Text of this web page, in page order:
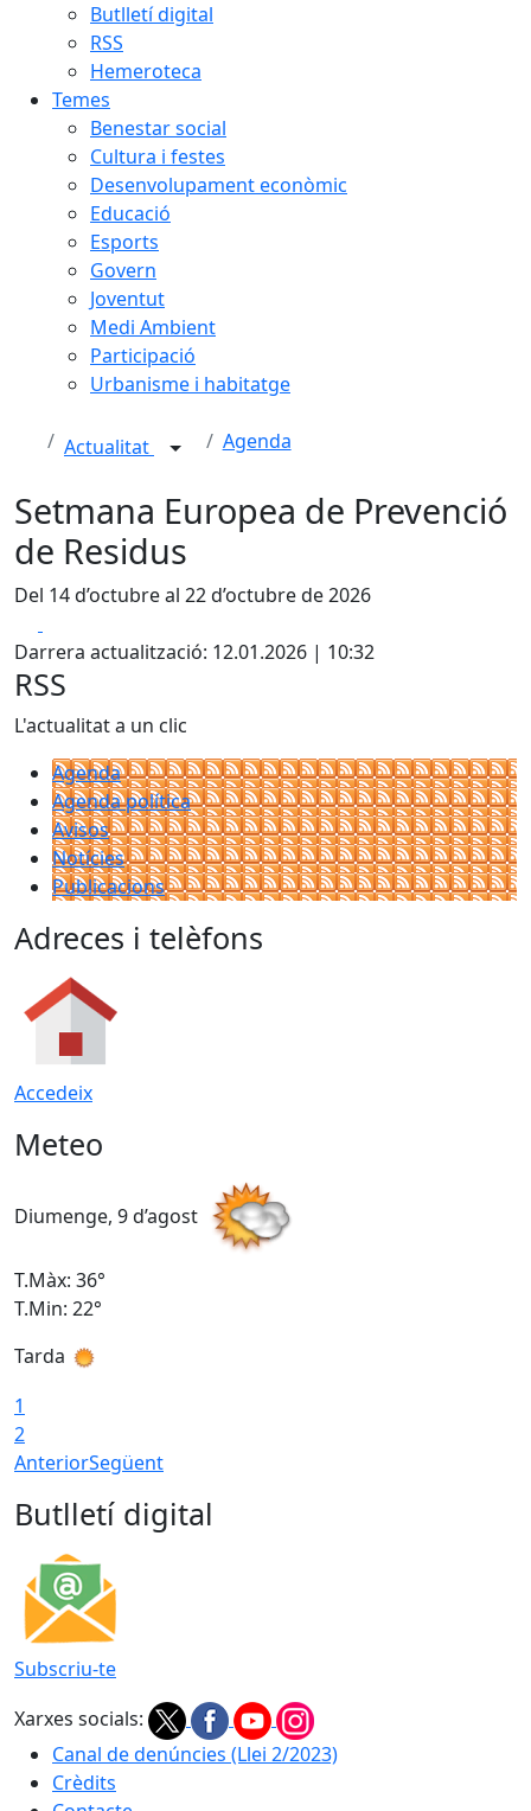
Butlletí digital
RSS
Hemeroteca
Temes
Benestar social
Cultura i festes
Desenvolupament econòmic
Educació
Esports
Govern
Joventut
Medi Ambient
Participació
Urbanisme i habitatge
Actualitat Agenda
Setmana Europea de Prevenció
de Residus
Del 14 d’octubre al 22 d’octubre de 2026
Darrera actualització: 12.01.2026 | 10:32
RSS
L'actualitat a un clic
Agenda
Agenda política
Avisos
Notícies
Publicacions
Adreces i telèfons
Accedeix
Meteo
Diumenge, 9 d’agost
T.Màx: 36°
T.Min: 22°
Tarda
1
2
AnteriorSegüent
Butlletí digital
Subscriu-te
Xarxes socials:
Canal de denúncies (Llei 2/2023)
Crèdits